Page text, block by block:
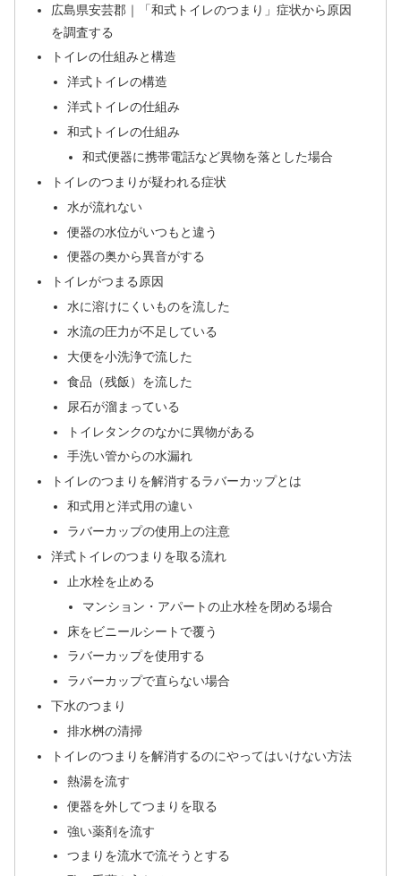
広島県安芸郡｜「和式トイレのつまり」症状から原因
を調査する
トイレの仕組みと構造
洋式トイレの構造
洋式トイレの仕組み
和式トイレの仕組み
和式便器に携帯電話など異物を落とした場合
トイレのつまりが疑われる症状
水が流れない
便器の水位がいつもと違う
便器の奥から異音がする
トイレがつまる原因
水に溶けにくいものを流した
水流の圧力が不足している
大便を小洗浄で流した
食品（残飯）を流した
尿石が溜まっている
トイレタンクのなかに異物がある
手洗い管からの水漏れ
トイレのつまりを解消するラバーカップとは
和式用と洋式用の違い
ラバーカップの使用上の注意
洋式トイレのつまりを取る流れ
止水栓を止める
マンション・アパートの止水栓を閉める場合
床をビニールシートで覆う
ラバーカップを使用する
ラバーカップで直らない場合
下水のつまり
排水桝の清掃
トイレのつまりを解消するのにやってはいけない方法
熱湯を流す
便器を外してつまりを取る
強い薬剤を流す
つまりを流水で流そうとする